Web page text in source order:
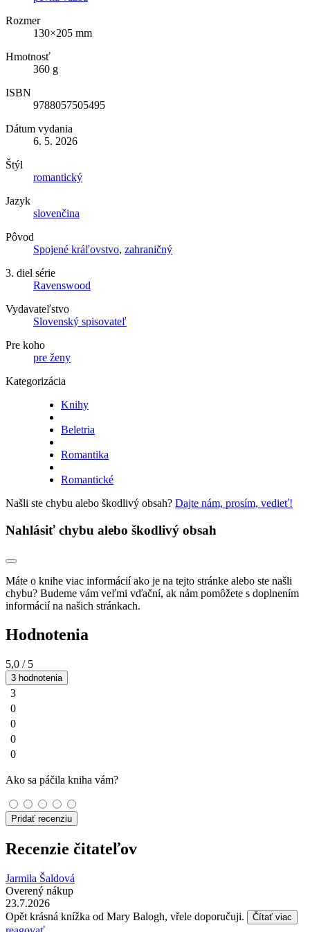
Rozmer
130×205 mm
Hmotnosť
360 g
ISBN
9788057505495
Dátum vydania
6. 5. 2026
Štýl
romantický
Jazyk
slovenčina
Pôvod
Spojené kráľovstvo, zahraničný
3. diel série
Ravenswood
Vydavateľstvo
Slovenský spisovateľ
Pre koho
pre ženy
Kategorizácia
Knihy
Beletria
Romantika
Romantické
Našli ste chybu alebo škodlivý obsah? Dajte nám, prosím, vedieť!
Nahlásiť chybu alebo škodlivý obsah
Máte o knihe viac informácií ako je na tejto stránke alebo ste našli
chybu? Budeme vám veľmi vďační, ak nám pomôžete s doplnením
informácií na našich stránkach.
Hodnotenia
5,0 / 5
3 hodnotenia
3
0
0
0
0
Ako sa páčila kniha vám?
Pridať recenziu
Recenzie čitateľov
Jarmila Šaldová
Overený nákup
23.7.2026
Opět krásná knížka od Mary Balogh, vřele doporučuji.
Čítať viac